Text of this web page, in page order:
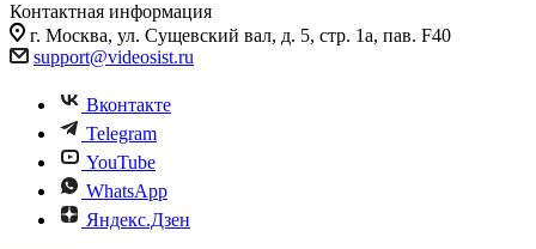
Контактная информация
г. Москва, ул. Сущевский вал, д. 5, стр. 1а, пав. F40
support@videosist.ru
Вконтакте
Telegram
YouTube
WhatsApp
Яндекс.Дзен